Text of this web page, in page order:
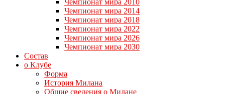
Чемпионат мира 2010
Чемпионат мира 2014
Чемпионат мира 2018
Чемпионат мира 2022
Чемпионат мира 2026
Чемпионат мира 2030
Состав
о Клубе
Форма
История Милана
Общие сведения о Милане